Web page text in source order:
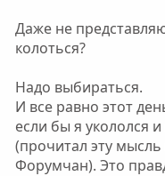
Даже не
колоться?
Надо выбираться.
И все равно этот
если бы я укололся
(прочитал эту
Форумчан). Это